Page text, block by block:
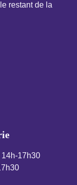
restant de la
14h-17h30